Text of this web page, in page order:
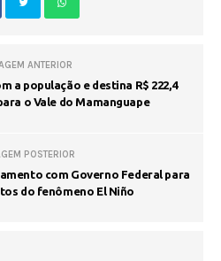
ANTERIOR
a população e destina R$ 222,4
o Vale do Mamanguape
POSTERIOR
com Governo Federal para
do fenômeno El Niño